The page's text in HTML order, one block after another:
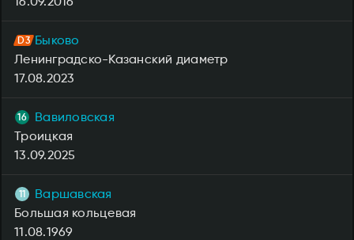
Быково
Ленинградско-Казанский диаметр
17.08.2023
Вавиловская
Троицкая
13.09.2025
Варшавская
Большая кольцевая
11.08.1969